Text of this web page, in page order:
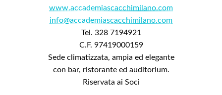
www.accademiascacchimilano.com
info@accademiascacchimilano.com
Tel. 328 7194921
C.F. 97419000159
Sede climatizzata, ampia ed elegante
con bar, ristorante ed auditorium.
Riservata ai Soci